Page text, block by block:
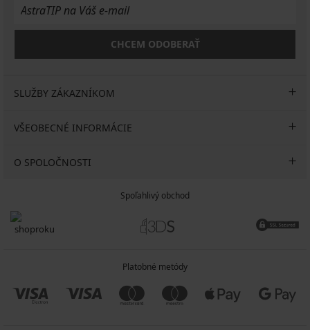
CHCEM ODOBERAŤ
SLUŽBY ZÁKAZNÍKOM
VŠEOBECNÉ INFORMÁCIE
O SPOLOČNOSTI
Spoľahlivý obchod
Platobné metódy